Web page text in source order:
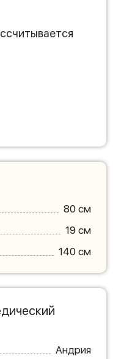
80 см
19 см
140 см
Андрия